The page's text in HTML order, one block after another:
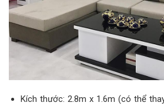
Kích thước: 2.8m x 1.6m (có thể